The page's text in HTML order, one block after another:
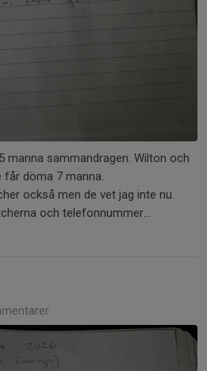
manna sammandragen. Wilton och
får döma 7 manna.
också men de vet jag inte nu.
och telefonnummer...